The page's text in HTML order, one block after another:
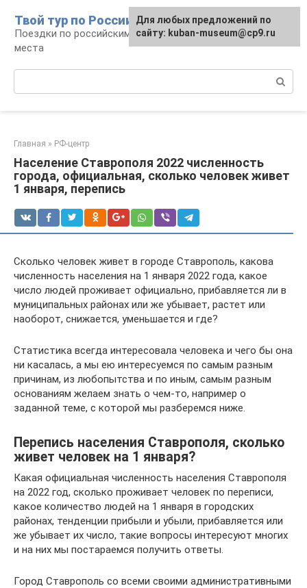
контенту
Твой тур по России
Поездки по российским городам, маршруты и
места
Главная » РФ-центр
Население Ставрополя 2022 численность
города, официальная, сколько человек живет
1 января, перепись
Сколько человек живет в городе Ставрополь, какова
численность населения на 1 января 2022 года, какое
число людей проживает официально, прибавляется ли в
муниципальных районах или же убывает, растет или
наоборот, снижается, уменьшается и где?
Статистика всегда интересовала человека и чего бы она
ни касалась, а мы ею интересуемся по самым разным
причинам, из любопытства и по иным, самым разным
основаниям желаем знать о чем-то, например о
заданной теме, с которой мы разберемся ниже.
Перепись населения Ставрополя, сколько
живет человек на 1 января?
Какая официальная численность населения Ставрополя
на 2022 год, сколько проживает человек по переписи,
какое количество людей на 1 января в городских
районах, тенденции прибыли и убыли, прибавляется или
же убывает их число, такие вопросы интересуют многих
и на них мы постараемся получить ответы.
Город Ставрополь со всеми своими административными
Для любых предложений по
сайту: kuban-museum@cp9.ru